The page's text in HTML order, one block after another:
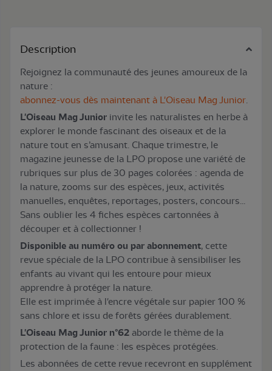
Description
Rejoignez la communauté des jeunes amoureux de la
nature :
abonnez-vous dès maintenant à L'Oiseau Mag Junior.
L'Oiseau Mag Junior invite les naturalistes en herbe à
explorer le monde fascinant des oiseaux et de la
nature tout en s’amusant. Chaque trimestre, le
magazine jeunesse de la LPO propose une variété de
rubriques sur plus de 30 pages colorées : agenda de
la nature, zooms sur des espèces, jeux, activités
manuelles, enquêtes, reportages, posters, concours...
Sans oublier les 4 fiches espèces cartonnées à
découper et à collectionner !
Disponible au numéro ou par abonnement, cette
revue spéciale de la LPO contribue à sensibiliser les
enfants au vivant qui les entoure pour mieux
apprendre à protéger la nature.
Elle est imprimée à l'encre végétale sur papier 100 %
sans chlore et issu de forêts gérées durablement.
L'Oiseau Mag Junior n°62 aborde le thème de la
protection de la faune : les espèces protégées.
Les abonnées de cette revue recevront en supplément